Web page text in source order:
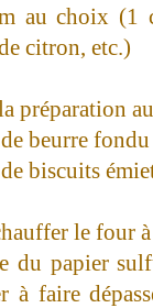
au choix (1
citron, etc.)
préparation
beurre fondu
biscuits
le four
du papier
à faire